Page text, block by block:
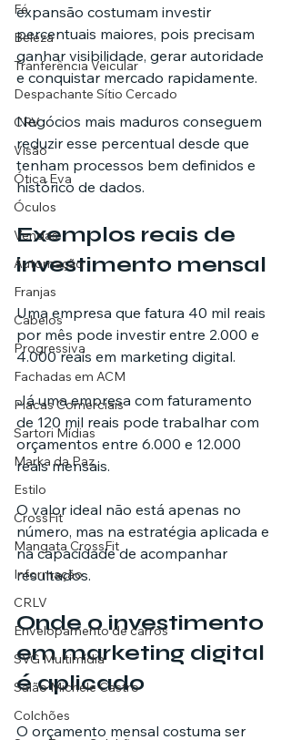
Fé
Beleza
Tranferência Veicular
Despachante Sítio Cercado
CRV
Visão
Ótica Eva
Óculos
Vendas
Automação
Franjas
Cabelos
Progressiva
Fachadas em ACM
Placas Comerciais
Sartori Mídias
Marka da Paz
Estilo
CrossFit
Mangata CrossFit
Informação
CRLV
Envelopamento de carros
SVG Multimídia
Salão Michele Castro
Colchões
expansão costumam investir
percentuais maiores, pois precisam
ganhar visibilidade, gerar autoridade
e conquistar mercado rapidamente.
Negócios mais maduros conseguem
reduzir esse percentual desde que
tenham processos bem definidos e
histórico de dados.
Exemplos reais de
investimento mensal
Uma empresa que fatura 40 mil reais
por mês pode investir entre 2.000 e
4.000 reais em marketing digital.
Já uma empresa com faturamento
de 120 mil reais pode trabalhar com
orçamentos entre 6.000 e 12.000
reais mensais.
O valor ideal não está apenas no
número, mas na estratégia aplicada e
na capacidade de acompanhar
resultados.
Onde o investimento
em marketing digital
é aplicado
O orçamento mensal costuma ser